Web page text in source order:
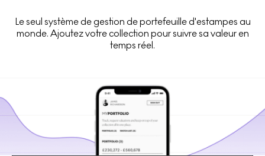
Le seul système de gestion de portefeuille d'estampes au
monde. Ajoutez votre collection pour suivre sa valeur en
temps réel.